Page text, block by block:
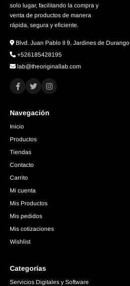
solo lugar, facilitando la compra y
venta de productos de manera
rápida, segura y eficiente.
Blvd. Juan Pablo II 9, Jardines de Durango
+526185428195
lab@theoriginallab.com
Navegación
Inicio
Productos
Tiendas
Contacto
Carrito
Mi cuenta
Mis Productos
Mis pedidos
Mis cotizaciones
Wishlist
Categorías
Servicios Digitales y Software